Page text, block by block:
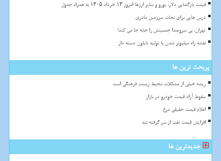
قیمت بازگشایی دلار، یورو و سایر ارزها امروز ۱۳ خرداد ۱۴۰۵ به همراه جدول
درس هایی برای نجات سرزمین مادری
تهران، بی سروصدا جمعیتش را جابه جا می کند!
نقشه راه میلیونر شدن با تولید نایلون دسته دار
پربحث ترین ها
ریشه خیلی از مشکلات محیط زیست فرهنگی است
سقوط آزاد قیمت خودرو در بازار
اعلام قیمت حقیقی مرغ
افزایش قیمت نفت از سر گرفته شد
جدیدترین ها